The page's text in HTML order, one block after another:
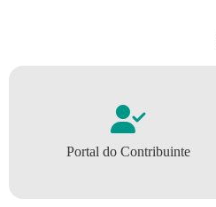
Portal do Contribuinte